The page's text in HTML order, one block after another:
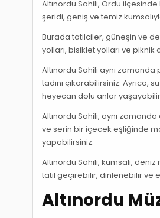
Altınordu Sahili, Ordu
şeridi, geniş ve temiz
Burada tatilciler, güneşin ve
yolları, bisiklet yolları ve
Altınordu Sahili aynı
tadını çıkarabilirsiniz. Ayrıca,
heyecan dolu anlar
Altınordu Sahili, aynı
ve serin bir içecek eşliğinde
yapabilirsiniz.
Altınordu Sahili, kumsalı,
tatil geçirebilir, dinlenebilir ve
Altınordu